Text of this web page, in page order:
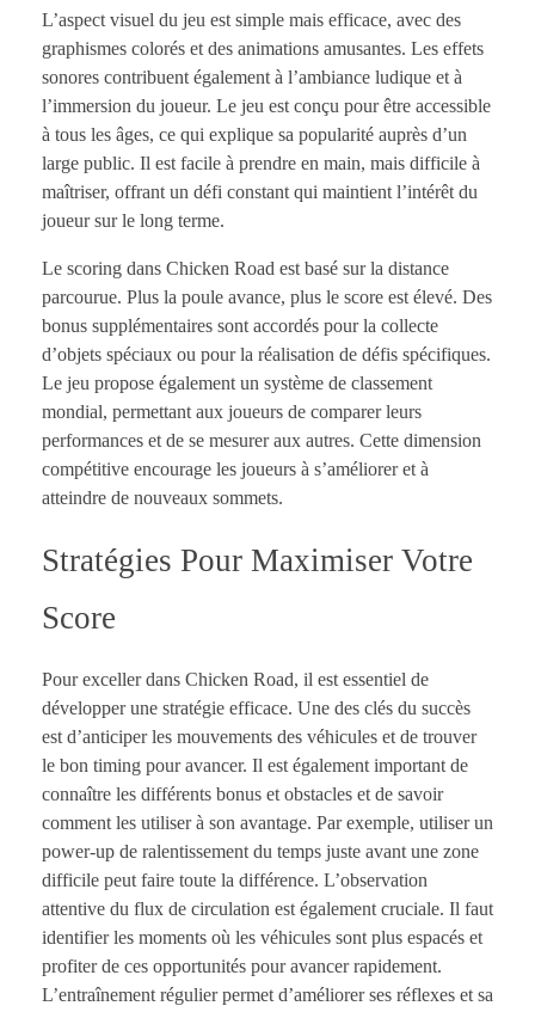
L’aspect visuel du jeu est simple mais efficace, avec des
graphismes colorés et des animations amusantes. Les effets
sonores contribuent également à l’ambiance ludique et à
l’immersion du joueur. Le jeu est conçu pour être accessible
à tous les âges, ce qui explique sa popularité auprès d’un
large public. Il est facile à prendre en main, mais difficile à
maîtriser, offrant un défi constant qui maintient l’intérêt du
joueur sur le long terme.
Le scoring dans Chicken Road est basé sur la distance
parcourue. Plus la poule avance, plus le score est élevé. Des
bonus supplémentaires sont accordés pour la collecte
d’objets spéciaux ou pour la réalisation de défis spécifiques.
Le jeu propose également un système de classement
mondial, permettant aux joueurs de comparer leurs
performances et de se mesurer aux autres. Cette dimension
compétitive encourage les joueurs à s’améliorer et à
atteindre de nouveaux sommets.
Stratégies Pour Maximiser Votre
Score
Pour exceller dans Chicken Road, il est essentiel de
développer une stratégie efficace. Une des clés du succès
est d’anticiper les mouvements des véhicules et de trouver
le bon timing pour avancer. Il est également important de
connaître les différents bonus et obstacles et de savoir
comment les utiliser à son avantage. Par exemple, utiliser un
power-up de ralentissement du temps juste avant une zone
difficile peut faire toute la différence. L’observation
attentive du flux de circulation est également cruciale. Il faut
identifier les moments où les véhicules sont plus espacés et
profiter de ces opportunités pour avancer rapidement.
L’entraînement régulier permet d’améliorer ses réflexes et sa